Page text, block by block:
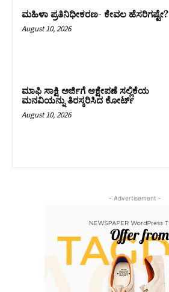
ಮಹಿಳಾ ಪ್ರತಿನಿಧೀಕರಣ- ಕೇವಲ ಹೆಸರಿಗಷ್ಟೇ?
August 10, 2026
ಮಾಫಿ ಸಾಕ್ಷಿ ಅರ್ಜಿಗೆ ಆಕ್ಷೇಪಣೆ ಸಲ್ಲಿಕೆಯ
ಮನವಿಯನ್ನು ತಿರಸ್ಕರಿಸಿದ ಕೋರ್ಟ್‌
August 10, 2026
- Advertisement -